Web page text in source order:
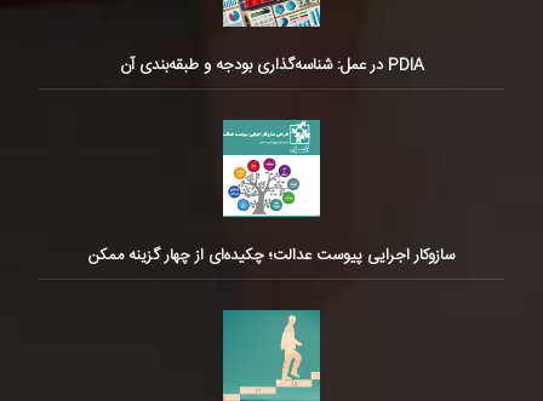
PDIA در عمل: شناسه‌گذاری بودجه و طبقه‌بندی آن
سازوکار اجرایی پیوست عدالت؛ چکیده‌ای از چهار گزینه ممکن